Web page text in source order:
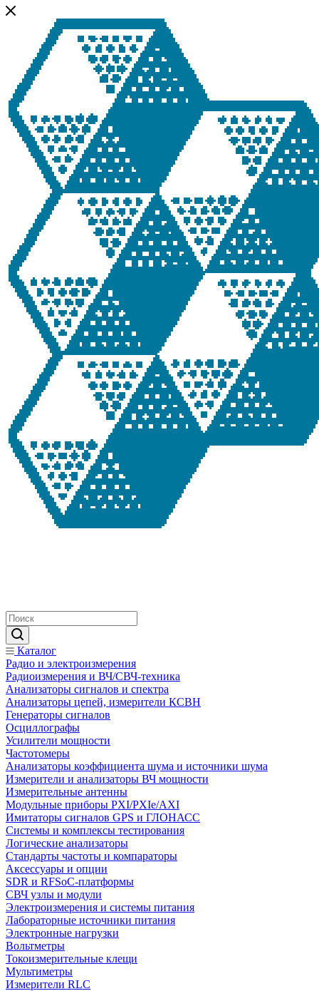
Каталог
Радио и электроизмерения
Радиоизмерения и ВЧ/СВЧ-техника
Анализаторы сигналов и спектра
Анализаторы цепей, измерители КСВН
Генераторы сигналов
Осциллографы
Усилители мощности
Частотомеры
Анализаторы коэффициента шума и источники шума
Измерители и анализаторы ВЧ мощности
Измерительные антенны
Модульные приборы PXI/PXIe/AXI
Имитаторы сигналов GPS и ГЛОНАСС
Системы и комплексы тестирования
Логические анализаторы
Стандарты частоты и компараторы
Аксессуары и опции
SDR и RFSoC‑платформы
СВЧ узлы и модули
Электроизмерения и системы питания
Лабораторные источники питания
Электронные нагрузки
Вольтметры
Токоизмерительные клещи
Мультиметры
Измерители RLC